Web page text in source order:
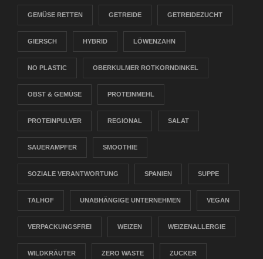
GEMÜSE RETTEN GETREIDE GETREIDEZUCHT
GIERSCH HYBRID LÖWENZAHN
NO PLASTIC OBERKULMER ROTKORNDINKEL
OBST & GEMÜSE PROTEINMEHL
PROTEINPULVER REGIONAL SALAT
SAUERAMPFER SMOOTHIE
SOZIALE VERANTWORTUNG SPANIEN SUPPE
TALHOF UNABHÄNGIGE UNTERNEHMEN VEGAN
VERPACKUNGSFREI WEIZEN WEIZENALLERGIE
WILDKRÄUTER ZERO WASTE ZUCKER